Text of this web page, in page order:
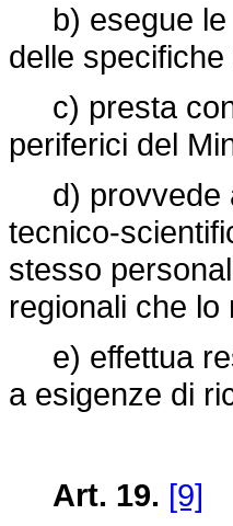
b) esegue le
delle
c) presta
periferici del
d) provvede
tecnico-
stesso
regionali che lo
e) effettua
a esigenze di
Art. 19. [9]